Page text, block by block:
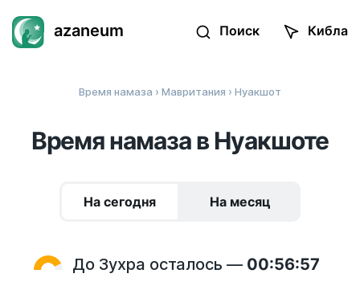
azaneum Поиск Кибла
Время намаза › Мавритания › Нуакшот
Время намаза в Нуакшоте
На сегодня На месяц
До Зухра осталось — 00:56:57